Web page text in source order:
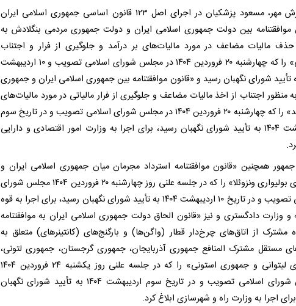
به گزارش مهر، مسعود پزشکیان در اجرای اصل ۱۲۳ قانون اساسی جمهوری اسلامی ایران
موافقتنامه بین دولت جمهوری اسلامی ایران و دولت جمهوری مردمی بنگلادش به
مالیات مضاعف در مورد مالیات‌های بر درآمد و جلوگیری از فرار و اجتناب
مالیاتی» را که چهارشنبه ۲۰ فروردین ۱۴۰۴ در مجلس شورای اسلامی تصویب و ۱۰ اردیبهشت
به تأیید شورای نگهبان رسید و «قانون موافقتنامه بین جمهوری اسلامی ایران و جمهوری
به منظور اجتناب از اخذ مالیات مضاعف و جلوگیری از فرار مالیاتی در مورد مالیات‌های
بر درآمد» را که چهارشنبه ۲۰ فروردین ۱۴۰۴ در مجلس شورای اسلامی تصویب و در تاریخ سوم
اردیبهشت ۱۴۰۴ به تأیید شورای نگهبان رسید، برای اجرا به وزارت امور اقتصادی و دارایی
همچنین «قانون موافقتنامه استرداد مجرمان میان جمهوری اسلامی ایران و
جمهوری بولیواری ونزوئلا» را که در جلسه علنی روز چهارشنبه ۲۰ فروردین ۱۴۰۴ مجلس شورای
اسلامی تصویب و در تاریخ ۱۰ اردیبهشت ۱۴۰۴ به تأیید شورای نگهبان رسید، برای اجرا به قوه
و وزارت دادگستری و نیز «قانون الحاق دولت جمهوری اسلامی ایران به موافقتنامه
مشترک از اتاق‌های چرخ‌دار قطار (واگن‌ها) و بارگنج‌های (کانتینرهای) متعلق به
مستقل مشترک المنافع جمهوری آذربایجان، جمهوری گرجستان، جمهوری لتونی،
جمهوری لیتوانی و جمهوری استونی» را که در جلسه علنی روز یکشنبه ۲۴ فروردین ۱۴۰۴
مجلس شورای اسلامی تصویب و در تاریخ سوم اردیبهشت ۱۴۰۴ به تأیید شورای نگهبان
اجرا به وزارت راه و شهرسازی ابلاغ کرد.